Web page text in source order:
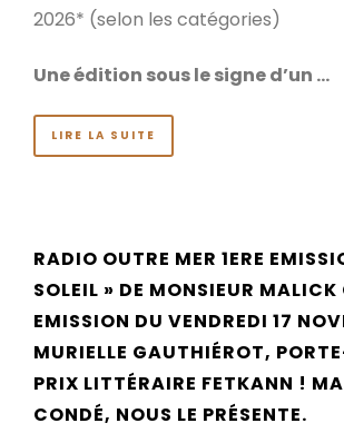
2026* (selon les catégories)
Une édition sous le signe d’un …
LIRE LA SUITE
RADIO OUTRE MER 1ERE
SOLEIL » DE MONSIEUR
EMISSION DU VENDREDI 17
MURIELLE GAUTHIÉROT,
PRIX LITTÉRAIRE FETKANN !
CONDÉ, NOUS LE PRÉSENTE.